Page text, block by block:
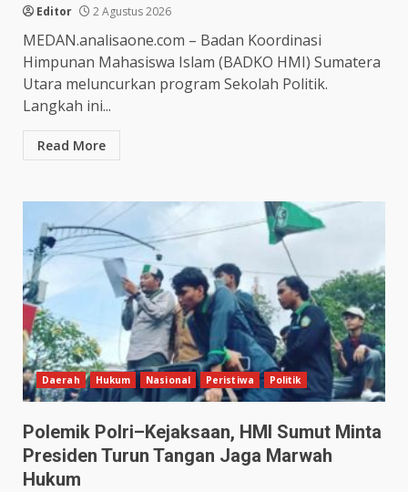
Editor 2 Agustus 2026
MEDAN.analisaone.com – Badan Koordinasi
Himpunan Mahasiswa Islam (BADKO HMI) Sumatera
Utara meluncurkan program Sekolah Politik.
Langkah ini...
Read More
Daerah Hukum Nasional Peristiwa Politik
Polemik Polri–Kejaksaan, HMI Sumut Minta
Presiden Turun Tangan Jaga Marwah
Hukum